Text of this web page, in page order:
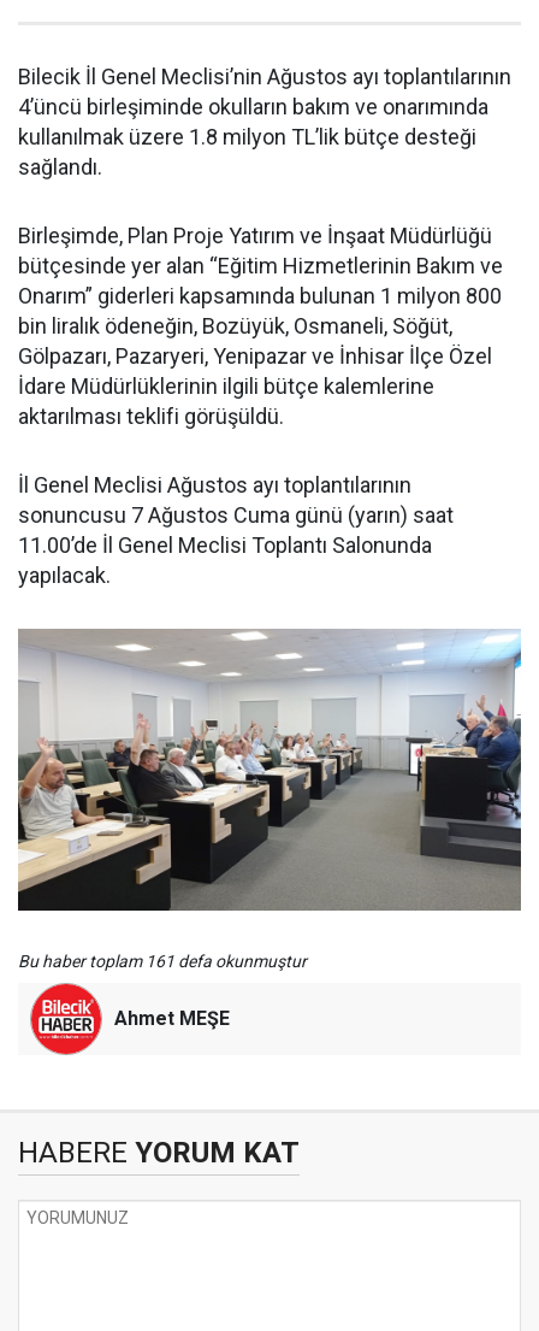
Bilecik İl Genel Meclisi’nin Ağustos ayı toplantılarının
4’üncü birleşiminde okulların bakım ve onarımında
kullanılmak üzere 1.8 milyon TL’lik bütçe desteği
sağlandı.
Birleşimde, Plan Proje Yatırım ve İnşaat Müdürlüğü
bütçesinde yer alan “Eğitim Hizmetlerinin Bakım ve
Onarım” giderleri kapsamında bulunan 1 milyon 800
bin liralık ödeneğin, Bozüyük, Osmaneli, Söğüt,
Gölpazarı, Pazaryeri, Yenipazar ve İnhisar İlçe Özel
İdare Müdürlüklerinin ilgili bütçe kalemlerine
aktarılması teklifi görüşüldü.
İl Genel Meclisi Ağustos ayı toplantılarının
sonuncusu 7 Ağustos Cuma günü (yarın) saat
11.00’de İl Genel Meclisi Toplantı Salonunda
yapılacak.
Bu haber toplam 161 defa okunmuştur
Ahmet MEŞE
HABERE YORUM KAT